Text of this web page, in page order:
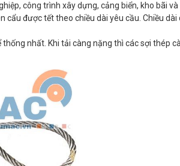
công trình xây dựng, cảng biển, kho bãi và
cẩu được tết theo chiều dài yêu cầu. Chiều
nhất. Khi tải càng nặng thì các sợi thép